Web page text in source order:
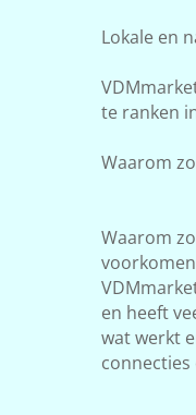
Lokale en
te ranken
Waarom
Waarom
en heeft
wat werkt